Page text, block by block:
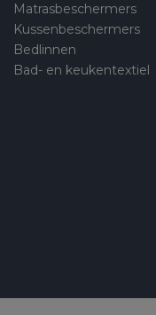
Matrasbeschermers
Kussenbeschermers
Bedlinnen
Bad- en keukentextiel